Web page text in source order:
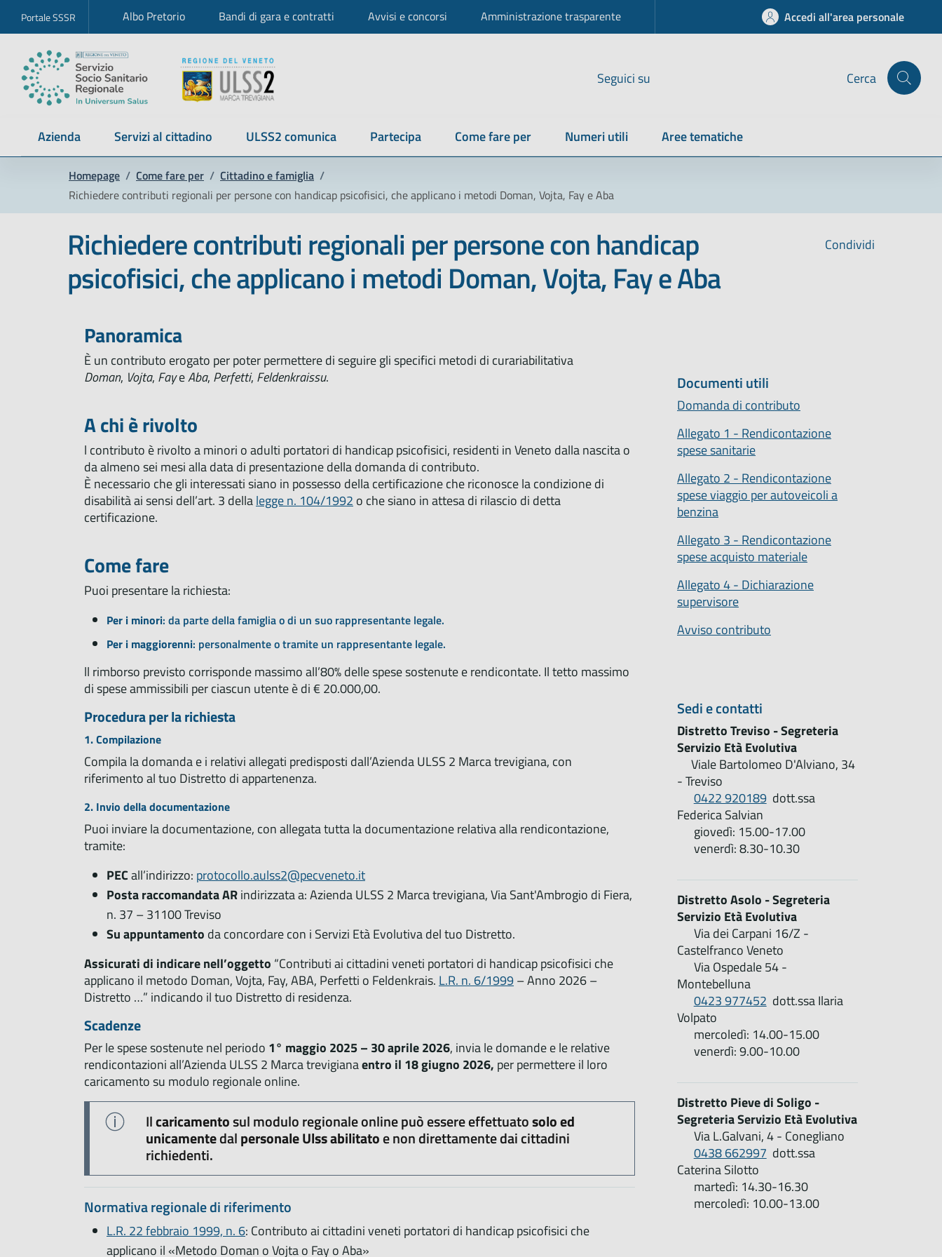
Portale SSSR Albo Pretorio Bandi di gara e contratti Avvisi e concorsi Amministrazione trasparente Accedi all'area personale
Seguici su Cerca
Azienda Servizi al cittadino ULSS2 comunica Partecipa Come fare per Numeri utili Aree tematiche
Homepage / Come fare per / Cittadino e famiglia /
Richiedere contributi regionali per persone con handicap psicofisici, che applicano i metodi Doman, Vojta, Fay e Aba
Condividi
Richiedere contributi regionali per persone con handicap
psicofisici, che applicano i metodi Doman, Vojta, Fay e Aba
Panoramica
È un contributo erogato per poter permettere di seguire gli specifici metodi di curariabilitativa
Doman, Vojta, FayeAba, Perfetti, Feldenkraissu.
A chi è rivolto
l contributo è rivolto a minori o adulti portatori di handicap psicofisici, residenti in Veneto dalla nascita o
da almeno sei mesi alla data di presentazione della domanda di contributo.
È necessario che gli interessati siano in possesso della certificazione che riconosce la condizione di
disabilità ai sensi dell’art. 3 dellalegge n. 104/1992 o che siano in attesa di rilascio di detta
certificazione.
Come fare
Puoi presentare la richiesta:
Per i minori: da parte della famiglia o di un suo rappresentante legale.
Per i maggiorenni: personalmente o tramite un rappresentante legale.
ll rimborso previsto corrisponde massimo all’80% delle spese sostenute e rendicontate. Il tetto massimo
di spese ammissibili per ciascun utente è di € 20.000,00.
Procedura per la richiesta
1. Compilazione
Compila la domanda e i relativi allegati predisposti dall’Azienda ULSS 2 Marca trevigiana, con
riferimento al tuo Distretto di appartenenza.
2. Invio della documentazione
Puoi inviare la documentazione, con allegata tutta la documentazione relativa alla rendicontazione,
tramite:
PECall’indirizzo: protocollo.aulss2@pecveneto.it
Posta raccomandata ARindirizzata a: Azienda ULSS 2 Marca trevigiana, Via Sant'Ambrogio di Fiera,
n. 37 – 31100 Treviso
Su appuntamento da concordare con i Servizi Età Evolutiva del tuo Distretto.
Assicurati di indicare nell’oggetto “Contributi ai cittadini veneti portatori di handicap psicofisici che
applicano il metodo Doman, Vojta, Fay, ABA, Perfetti o Feldenkrais. L.R. n. 6/1999– Anno 2026 –
Distretto …” indicando il tuo Distretto di residenza.
Scadenze
Per le spese sostenute nel periodo 1° maggio 2025 – 30 aprile 2026, invia le domande e le relative
rendicontazioni all’Azienda ULSS 2 Marca trevigianaentro il 18 giugno 2026, per permettere il loro
caricamento su modulo regionale online.
Ilcaricamentosul modulo regionale online può essere effettuatosolo ed
unicamentedalpersonale Ulss abilitatoe non direttamente dai cittadini
richiedenti.
Normativa regionale di riferimento
L.R. 22 febbraio 1999, n. 6: Contributo ai cittadini veneti portatori di handicap psicofisici che
applicano il «Metodo Doman o Vojta o Fay o Aba»
Documenti utili
Domanda di contributo
Allegato 1 - Rendicontazione
spese sanitarie
Allegato 2 - Rendicontazione
spese viaggio per autoveicoli a
benzina
Allegato 3 - Rendicontazione
spese acquisto materiale
Allegato 4 - Dichiarazione
supervisore
Avviso contributo
Sedi e contatti
Distretto Treviso - Segreteria
Servizio Età Evolutiva
Viale Bartolomeo D'Alviano, 34
- Treviso
0422 920189dott.ssa
Federica Salvian
giovedì: 15.00-17.00
venerdì: 8.30-10.30
Distretto Asolo - Segreteria
Servizio Età Evolutiva
Via dei Carpani 16/Z -
Castelfranco Veneto
Via Ospedale 54 -
Montebelluna
0423 977452 dott.ssa Ilaria
Volpato
mercoledì: 14.00-15.00
venerdì: 9.00-10.00
Distretto Pieve di Soligo -
Segreteria Servizio Età Evolutiva
Via L.Galvani, 4 - Conegliano
0438 662997 dott.ssa
Caterina Silotto
martedì: 14.30-16.30
mercoledì: 10.00-13.00